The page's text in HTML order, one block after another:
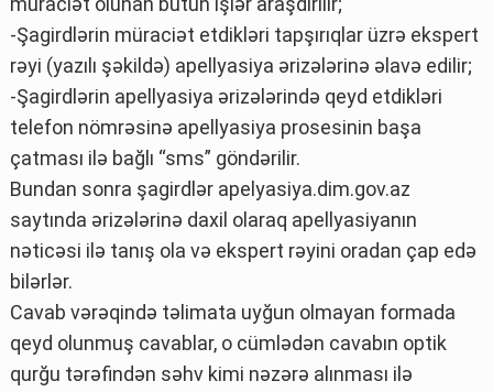
-Şagirdlərin müraciət etdikləri tapşırıqlar üzrə ekspert
rəyi (yazılı şəkildə) apellyasiya ərizələrinə əlavə edilir;
-Şagirdlərin apellyasiya ərizələrində qeyd etdikləri
telefon nömrəsinə apellyasiya prosesinin başa
çatması ilə bağlı “sms” göndərilir.
Bundan sonra şagirdlər apelyasiya.dim.gov.az
saytında ərizələrinə daxil olaraq apellyasiyanın
nəticəsi ilə tanış ola və ekspert rəyini oradan çap edə
bilərlər.
Cavab vərəqində təlimata uyğun olmayan formada
qeyd olunmuş cavablar, o cümlədən cavabın optik
qurğu tərəfindən səhv kimi nəzərə alınması ilə